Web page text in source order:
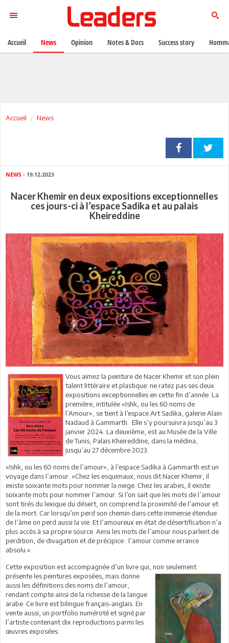
Accueil News
NEWS - 19.12.2023
Nacer Khemir en deux expositions exceptionnelles
ces jours-ci à l’espace Sadika et au palais
Kheireddine
Vous aimez la peinture de Nacer Khemir et son plein
talent littéraire et plastique: ne ratez pas ses deux
expositions exceptionnelles en cette fin d’année. La
première, intitulée «Ishk, ou les 60 noms de
l’Amour», se tient à l’espace Art Sadika, galerie Alain
Nadaud à Gammarth. Elle s’y poursuivra jusqu’au 3
janvier 2024. La deuxième, est au Musée de la Ville
de Tunis, Palais Kheireddine, dans la médina,
jusqu’au 27 décembre 2023.
«Ishk, ou les 60 noms de l’amour», à l’espace Sadika à Gammarth est un
voyage dans l’amour. «Chez les esquimaux, nous dit Nacer Khemir, il
existe soixante mots pour nommer la neige. Chez les arabes, il existe
soixante mots pour nommer l’amour. Si l’on sait que les mots de l’amour
sont tirés du lexique du désert, on comprend la proximité de l’amour et
de la mort. Car lorsqu’on perd son chemin dans cette immense étendue
de l’âme on perd aussi la vie. Et l’amoureux en état de désertification n’a
plus accès à sa propre source. Ainsi les mots de l’amour nous parlent de
perdition, de divagation et de précipice : l’amour comme errance
absolu.».
Cette exposition est accompagnée d’un livre qui, non seulement
présente les peintures exposées, mais donne
aussi les définitions des noms de l’amour,
rendant compte ainsi de la richesse de la langue
arabe. Ce livre est bilingue français-anglais. En
vente aussi, un portfolio numéroté et signé par
l’artiste contenant dix reproductions parmi les
œuvres exposées.
Accueil News Opinion Notes & Docs Success story